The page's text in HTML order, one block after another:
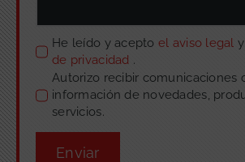
He leído y acepto el aviso legal
de privacidad .
Autorizo recibir comunicaciones
información de novedades,
servicios.
Enviar